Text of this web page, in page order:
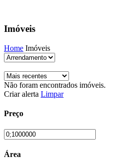
Imóveis
Home Imóveis
Não foram encontrados imóveis.
Criar alerta Limpar
Preço
Área